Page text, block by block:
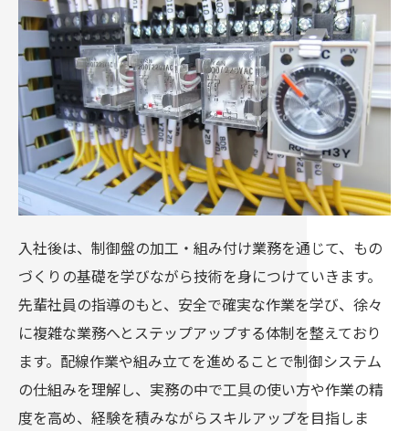
入社後は、制御盤の加工・組み付け業務を通じて、もの
づくりの基礎を学びながら技術を身につけていきます。
先輩社員の指導のもと、安全で確実な作業を学び、徐々
に複雑な業務へとステップアップする体制を整えており
ます。配線作業や組み立てを進めることで制御システム
の仕組みを理解し、実務の中で工具の使い方や作業の精
度を高め、経験を積みながらスキルアップを目指しま